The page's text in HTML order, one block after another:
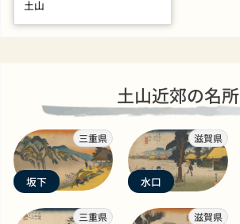
土山
土山近郊の名所
三重県
坂下
滋賀県
水口
三重県 滋賀県